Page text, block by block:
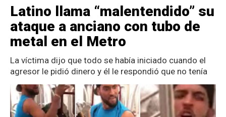
Latino llama “malentendido” su
ataque a anciano con tubo de
metal en el Metro
La víctima dijo que todo se había iniciado cuando el
agresor le pidió dinero y él le respondió que no tenía